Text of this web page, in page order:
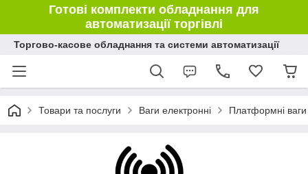
Готові комплекти обладнання для
автоматизації торгівлі
Торгово-касове обладнання та системи автоматизації
Товари та послуги Ваги електронні Платформні ваги